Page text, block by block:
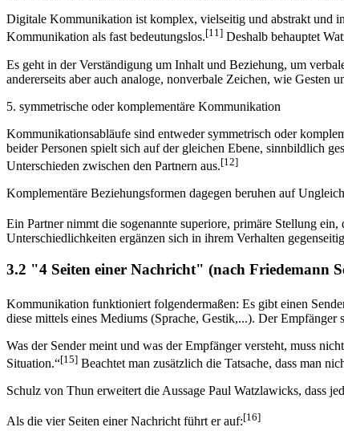
Digitale Kommunikation ist komplex, vielseitig und abstrakt und
Kommunikation als fast bedeutungslos.[11] Deshalb behauptet
Es geht in der Verständigung um Inhalt und Beziehung, um
andererseits aber auch analoge, nonverbale Zeichen, wie
5. symmetrische oder komplementäre Kommunikation
Kommunikationsabläufe sind entweder symmetrisch oder
beider Personen spielt sich auf der gleichen Ebene, sinnbildlich
Unterschieden zwischen den Partnern aus.[12]
Komplementäre Beziehungsformen dagegen beruhen auf
Ein Partner nimmt die sogenannte superiore, primäre Stellung ein,
Unterschiedlichkeiten ergänzen sich in ihrem Verhalten
3.2 "4 Seiten einer Nachricht" (nach Friedemann
Kommunikation funktioniert folgendermaßen: Es gibt einen
diese mittels eines Mediums (Sprache, Gestik,...). Der Empfänger
Was der Sender meint und was der Empfänger versteht, muss
Situation.“[15] Beachtet man zusätzlich die Tatsache, dass man
Schulz von Thun erweitert die Aussage Paul Watzlawicks, dass
Als die vier Seiten einer Nachricht führt er auf:[16]